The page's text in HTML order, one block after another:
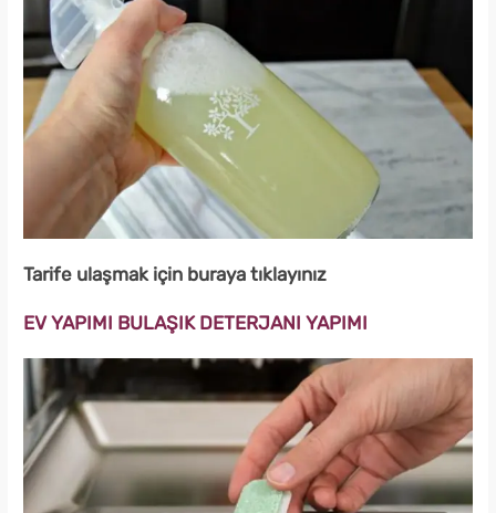
Tarife ulaşmak için buraya tıklayınız
EV YAPIMI BULAŞIK DETERJANI YAPIMI